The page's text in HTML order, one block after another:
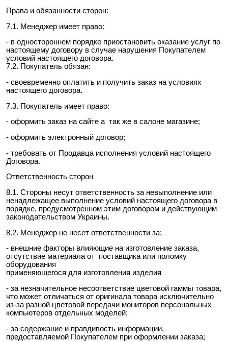
Права и обязанности сторон:
7.1. Менеджер имеет право:
- в одностороннем порядке приостановить оказание услуг по
настоящему договору в случае нарушения Покупателем
условий настоящего договора.
7.2. Покупатель обязан:
- своевременно оплатить и получить заказ на условиях
настоящего договора.
7.3. Покупатель имеет право:
- оформить заказ на сайте а так же в салоне магазине;
- оформить электронный договор;
- требовать от Продавца исполнения условий настоящего
Договора.
Ответственность сторон
8.1. Стороны несут ответственность за невыполнение или
ненадлежащее выполнение условий настоящего договора в
порядке, предусмотренном этим договором и действующим
законодательством Украины.
8.2. Менеджер не несет ответственности за:
- внешние факторы влияющие на изготовление заказа,
отсутствие материала от поставщика или поломку
оборудования
применяющегося для изготовления изделия
- за незначительное несоответствие цветовой гаммы товара,
что может отличаться от оригинала товара исключительно
из-за разной цветовой передачи мониторов персональных
компьютеров отдельных моделей;
- за содержание и правдивость информации,
предоставляемой Покупателем при оформлении заказа;